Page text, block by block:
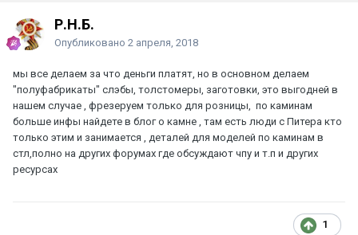
Р.Н.Б.
Опубликовано 2 апреля, 2018
мы все делаем за что деньги платят, но в основном делаем
"полуфабрикаты" слэбы, толстомеры, заготовки, это выгодней в
нашем случае , фрезеруем только для розницы, по каминам
больше инфы найдете в блог о камне , там есть люди с Питера кто
только этим и занимается , деталей для моделей по каминам в
стл,полно на других форумах где обсуждают чпу и т.п и других
ресурсах
1